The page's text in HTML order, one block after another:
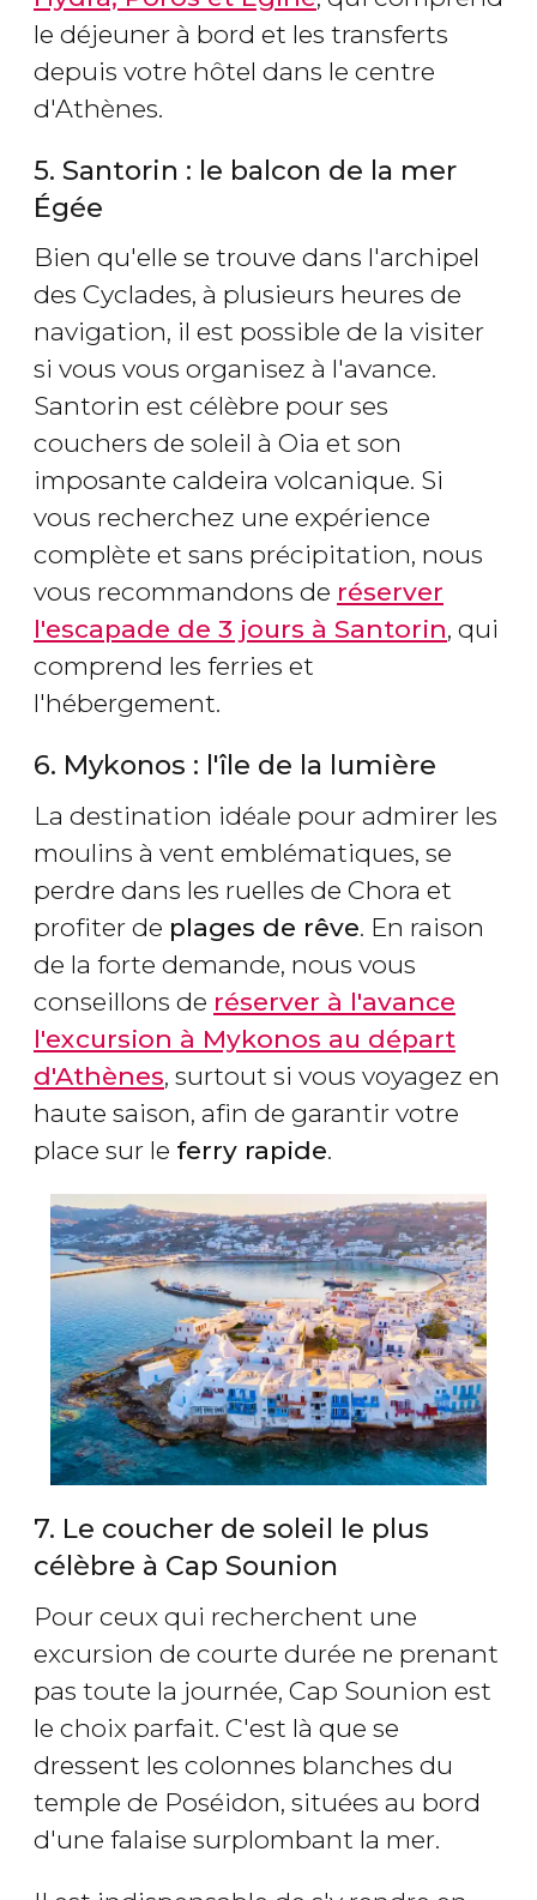
le déjeuner à bord et les transferts
depuis votre hôtel dans le centre
d'Athènes.
5. Santorin : le balcon de la mer
Égée
Bien qu'elle se trouve dans l'archipel
des Cyclades, à plusieurs heures de
navigation, il est possible de la visiter
si vous vous organisez à l'avance.
Santorin est célèbre pour ses
couchers de soleil à Oia et son
imposante caldeira volcanique. Si
vous recherchez une expérience
complète et sans précipitation, nous
vous recommandons de réserver
l'escapade de 3 jours à Santorin, qui
comprend les ferries et
l'hébergement.
6. Mykonos : l'île de la lumière
La destination idéale pour admirer les
moulins à vent emblématiques, se
perdre dans les ruelles de Chora et
profiter de plages de rêve. En raison
de la forte demande, nous vous
conseillons de réserver à l'avance
l'excursion à Mykonos au départ
d'Athènes, surtout si vous voyagez en
haute saison, afin de garantir votre
place sur le ferry rapide.
7. Le coucher de soleil le plus
célèbre à Cap Sounion
Pour ceux qui recherchent une
excursion de courte durée ne prenant
pas toute la journée, Cap Sounion est
le choix parfait. C'est là que se
dressent les colonnes blanches du
temple de Poséidon, situées au bord
d'une falaise surplombant la mer.